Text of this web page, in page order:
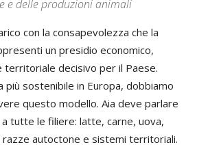
e delle produzioni animali
con la consapevolezza che la
un presidio economico,
territoriale decisivo per il Paese.
più sostenibile in Europa, dobbiamo
questo modello. Aia deve parlare
tutte le filiere: latte, carne, uova,
razze autoctone e sistemi territoriali.